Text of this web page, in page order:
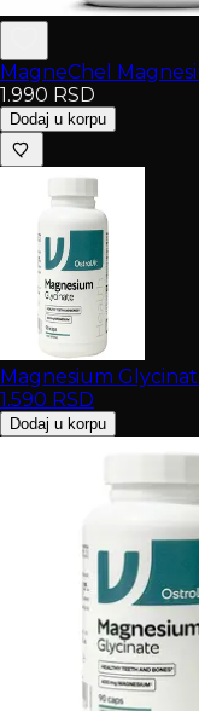
MagneChel
1.990 RSD
Dodaj u korpu
Magnesium
1.590 RSD
Dodaj u korpu